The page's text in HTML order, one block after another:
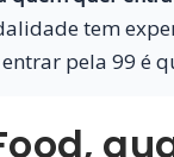
tem
pela 99 é